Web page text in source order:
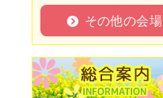
その他の会場